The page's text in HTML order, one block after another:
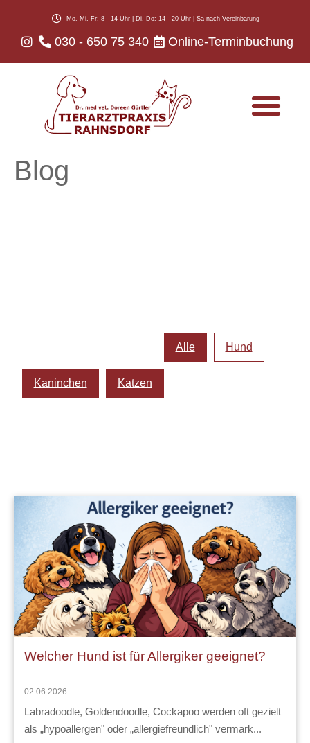
Mo, Mi, Fr: 8 - 14 Uhr | Di, Do: 14 - 20 Uhr | Sa nach Vereinbarung
030 - 650 75 340 Online-Terminbuchung
Blog
Alle Hund
Kaninchen Katzen
Welcher Hund ist für Allergiker geeignet?
02.06.2026
Labradoodle, Goldendoodle, Cockapoo werden oft gezielt
als „hypoallergen" oder „allergiefreundlich" vermark...